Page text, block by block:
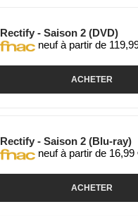
Rectify - Saison 2 (DVD)
neuf à partir de
ACHETER
Rectify - Saison 2 (Blu-ray)
neuf à partir de 16,99
ACHETER